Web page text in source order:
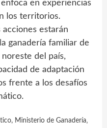
en experiencias
los territorios.
acciones estarán
ganadería familiar de
del país,
de adaptación
frente a los desafíos
, Ministerio de Ganadería‚